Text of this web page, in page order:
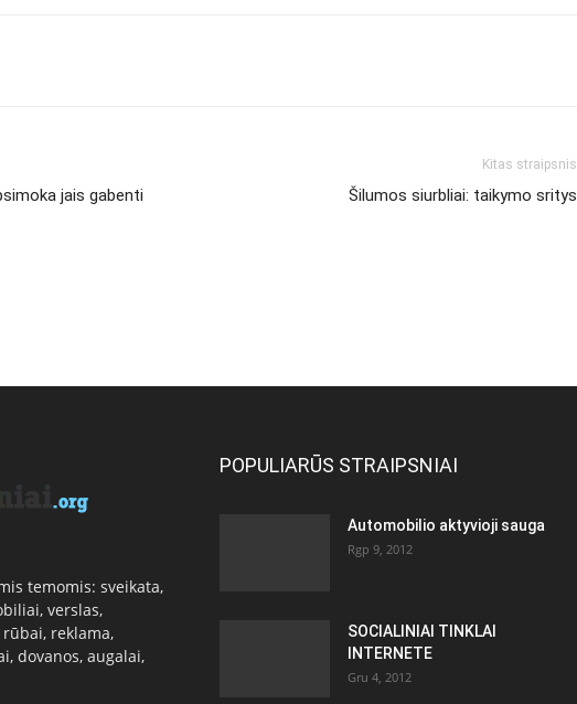
jais gabenti
Kitas straipsnis
Šilumos siurbliai: taikymo sritys
temomis: sveikata,
verslas,
reklama,
dovanos, augalai,
POPULIARŪS STRAIPSNIAI
Automobilio aktyvioji sauga
Rgp 9, 2012
SOCIALINIAI TINKLAI
INTERNETE
Gru 4, 2012